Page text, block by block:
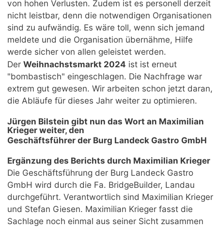
von hohen Verlusten. Zudem ist es personell derzeit
nicht leistbar, denn die notwendigen Organisationen
sind zu aufwändig. Es wäre toll, wenn sich jemand
meldete und die Organisation übernähme, Hilfe
werde sicher von allen geleistet werden.
Der Weihnachstsmarkt 2024 ist ist erneut
"bombastisch" eingeschlagen. Die Nachfrage war
extrem gut gewesen. Wir arbeiten schon jetzt daran,
die Abläufe für dieses Jahr weiter zu optimieren.
Jürgen Bilstein gibt nun das Wort an Maximilian
Krieger weiter, den
Geschäftsführer der Burg Landeck Gastro GmbH
Ergänzung des Berichts durch Maximilian Krieger
Die Geschäftsführung der Burg Landeck Gastro
GmbH wird durch die Fa. BridgeBuilder, Landau
durchgeführt. Verantwortlich sind Maximilian Krieger
und Stefan Giesen. Maximilian Krieger fasst die
Sachlage noch einmal aus seiner Sicht zusammen